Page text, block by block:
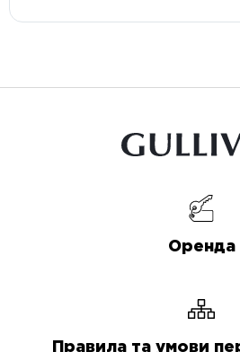
Оренда
Правила та умови